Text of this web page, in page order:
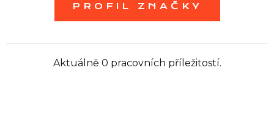
PROFIL ZNAČKY
Aktuálně 0 pracovních příležitostí.